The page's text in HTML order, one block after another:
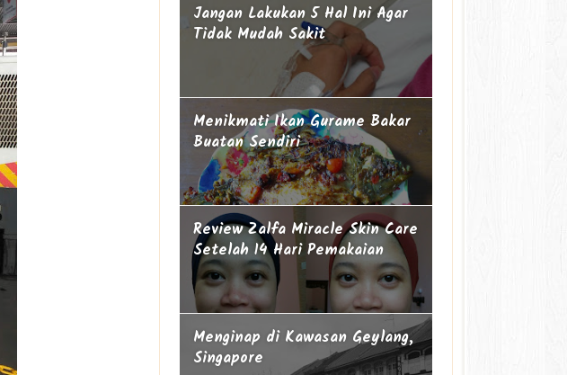
Jangan Lakukan 5 Hal Ini Agar
Tidak Mudah Sakit
Menikmati Ikan Gurame Bakar
Buatan Sendiri
Review Zalfa Miracle Skin Care
Setelah 14 Hari Pemakaian
Menginap di Kawasan Geylang,
Singapore